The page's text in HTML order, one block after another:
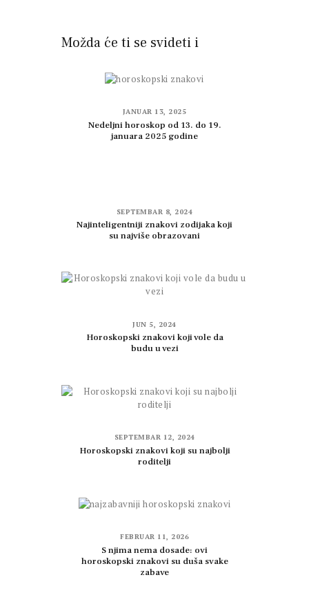
Možda će ti se svideti i
JANUAR 13, 2025
Nedeljni horoskop od 13. do 19.
januara 2025 godine
SEPTEMBAR 8, 2024
Najinteligentniji znakovi zodijaka koji
su najviše obrazovani
JUN 5, 2024
Horoskopski znakovi koji vole da
budu u vezi
SEPTEMBAR 12, 2024
Horoskopski znakovi koji su najbolji
roditelji
FEBRUAR 11, 2026
S njima nema dosade: ovi
horoskopski znakovi su duša svake
zabave